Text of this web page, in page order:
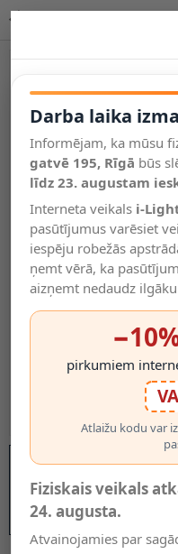
Salīdzināt
Vēlmju
saraksts
Darba laika
Informējam, ka mūsu
gatvē 195, Rīgā būs
līdz 23. augustam
Interneta veikals i-
pasūtījumus varēsiet
iespēju robežās
ņemt vērā, ka
aizņemt nedaudz
pirkumiem
Atlaižu kodu var
Fiziskais veikals
24. augusta.
Atvainojamies par